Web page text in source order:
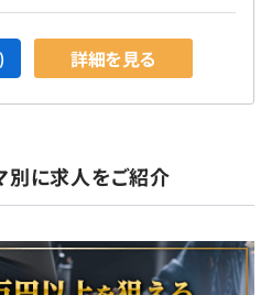
詳細を見る
別に求人をご紹介